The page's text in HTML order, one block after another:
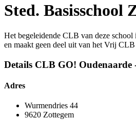
Sted. Basisschool
Het begeleidende CLB van deze school
en maakt geen deel uit van het Vrij
Details CLB GO! Oudenaarde
Adres
Wurmendries 44
9620 Zottegem